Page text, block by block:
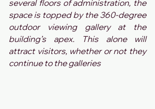
several floors of administration, the
space is topped by the 360-degree
outdoor viewing gallery at the
building’s apex. This alone will
attract visitors, whether or not they
continue to the galleries